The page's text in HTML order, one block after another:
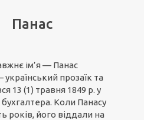
Панас
ім’я — Панас
прозаїк та
13 (1) травня 1849 р. у
Коли Панасу
років, його віддали на